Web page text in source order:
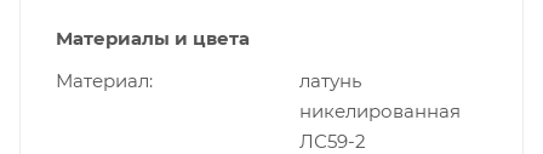
Материалы и цвета
Материал
латунь
никелированная
ЛС59-2